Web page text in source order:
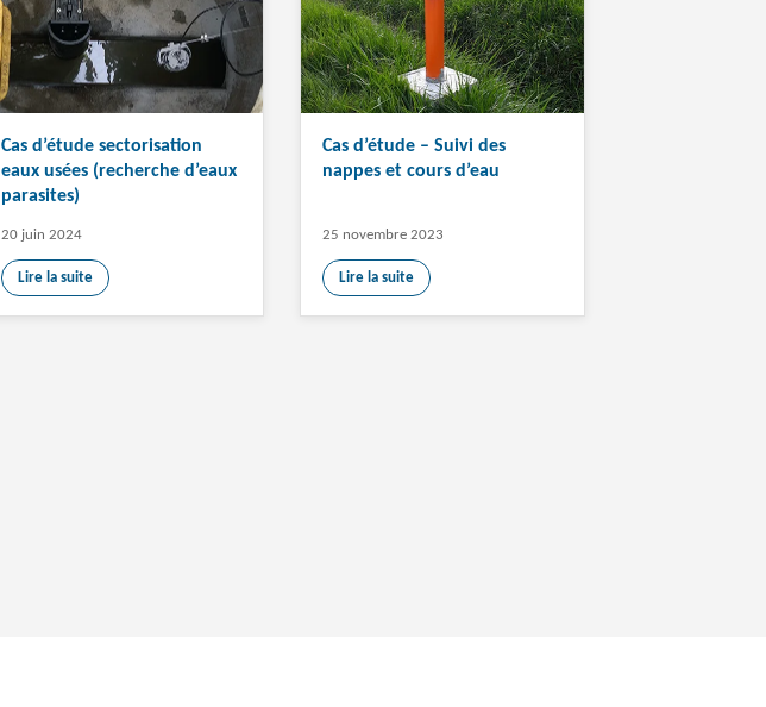
Cas d’étude sectorisation
eaux usées (recherche d’eaux
parasites)
20 juin 2024
Lire la suite
Cas d’étude – Suivi des
nappes et cours d’eau
25 novembre 2023
Lire la suite